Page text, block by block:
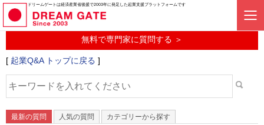
ドリームゲートは経済産業省後援で2003年に発足した起業支援プラットフォームです
起業に関するみんなの質問投稿サービス
起業Q&A
無料で専門家に質問する ＞
[ 起業Q&A トップに戻る ]
最新の質問 人気の質問 カテゴリーから探す